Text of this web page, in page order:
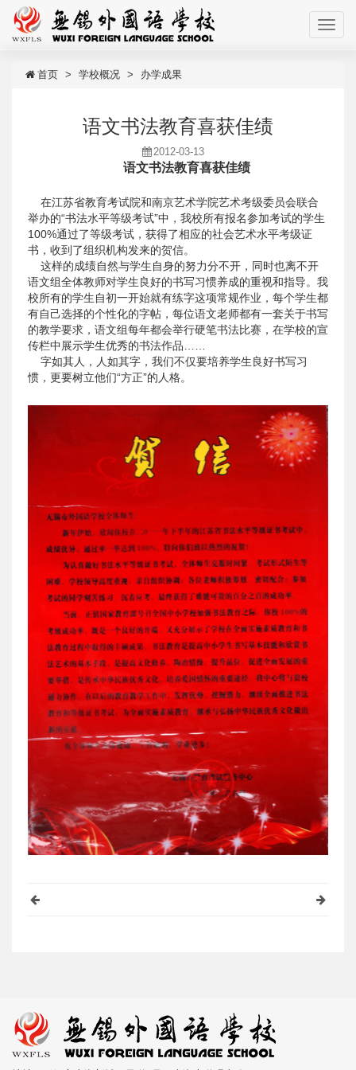
首页 学校概况 办学成果
语文书法教育喜获佳绩
2012-03-13
语文书法教育喜获佳绩
在江苏省教育考试院和南京艺术学院艺术考级委员会联合
举办的“书法水平等级考试”中，我校所有报名参加考试的学生
100%通过了等级考试，获得了相应的社会艺术水平考级证
书，收到了组织机构发来的贺信。
这样的成绩自然与学生自身的努力分不开，同时也离不开
语文组全体教师对学生良好的书写习惯养成的重视和指导。我
校所有的学生自初一开始就有练字这项常规作业，每个学生都
有自己选择的个性化的字帖，每位语文老师都有一套关于书写
的教学要求，语文组每年都会举行硬笔书法比赛，在学校的宣
传栏中展示学生优秀的书法作品……
字如其人，人如其字，我们不仅要培养学生良好书写习
惯，更要树立他们“方正”的人格。